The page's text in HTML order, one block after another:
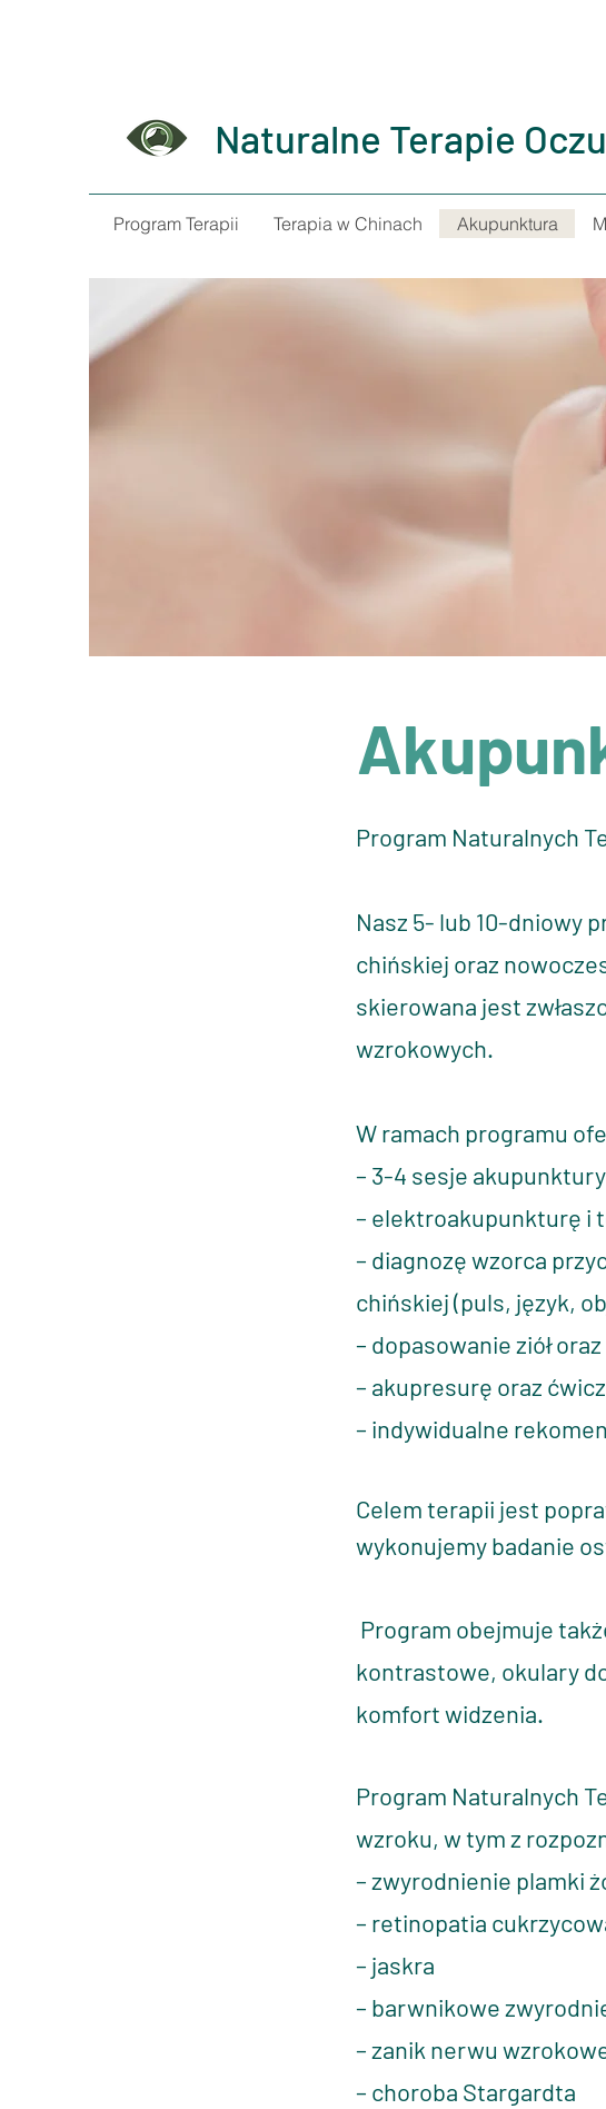
Naturalne Terapie Oczu
Program Terapii Terapia w Chinach Akupunktura
Program Naturalnych
Nasz 5- lub 10-dniowy
chińskiej oraz
skierowana jest
wzrokowych.
W ramach programu
– 3-4 sesje
– elektroakupunkturę i
– diagnozę wzorca
chińskiej (puls, język,
– dopasowanie ziół
– akupresurę oraz
– indywidualne
Celem terapii jest
wykonujemybadanie
Program obejmuje
kontrastowe, okulary
komfort widzenia.
Program Naturalnych
wzroku, w tym z
– zwyrodnienie plamki
– retinopatia
– jaskra
– barwnikowe
– zanik nerwu
– choroba Stargardta